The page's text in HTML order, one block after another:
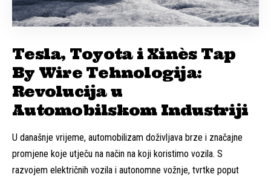
Tesla, Toyota i Xinès Tap
By Wire Tehnologija:
Revolucija u
Automobilskom Industriji
U današnje vrijeme, automobilizam doživljava brze i značajne
promjene koje utječu na način na koji koristimo vozila. S
razvojem električnih vozila i autonomne vožnje, tvrtke poput